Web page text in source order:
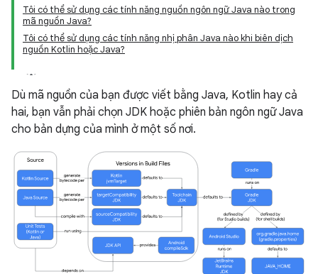
Tôi có thể sử dụng các tính năng nguồn ngôn ngữ Java nào trong
mã nguồn Java?
Tôi có thể sử dụng các tính năng nhị phân Java nào khi biên dịch
nguồn Kotlin hoặc Java?
Dù mã nguồn của bạn được viết bằng Java, Kotlin hay cả
hai, bạn vẫn phải chọn JDK hoặc phiên bản ngôn ngữ Java
cho bản dựng của mình ở một số nơi.